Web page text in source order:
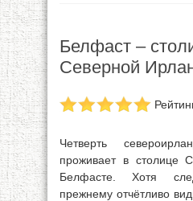
Белфаст –
Северной
Четверть
проживает в столице
Белфасте. Хотя
прежнему отчётливо